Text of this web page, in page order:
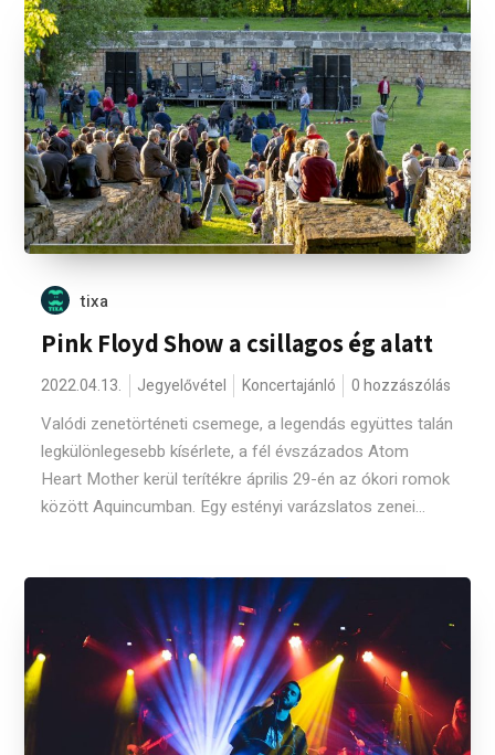
tixa
Pink Floyd Show a csillagos ég alatt
2022.04.13. Jegyelővétel Koncertajánló 0 hozzászólás
Valódi zenetörténeti csemege, a legendás együttes talán
legkülönlegesebb kísérlete, a fél évszázados Atom
Heart Mother kerül terítékre április 29-én az ókori romok
között Aquincumban. Egy estényi varázslatos zenei...